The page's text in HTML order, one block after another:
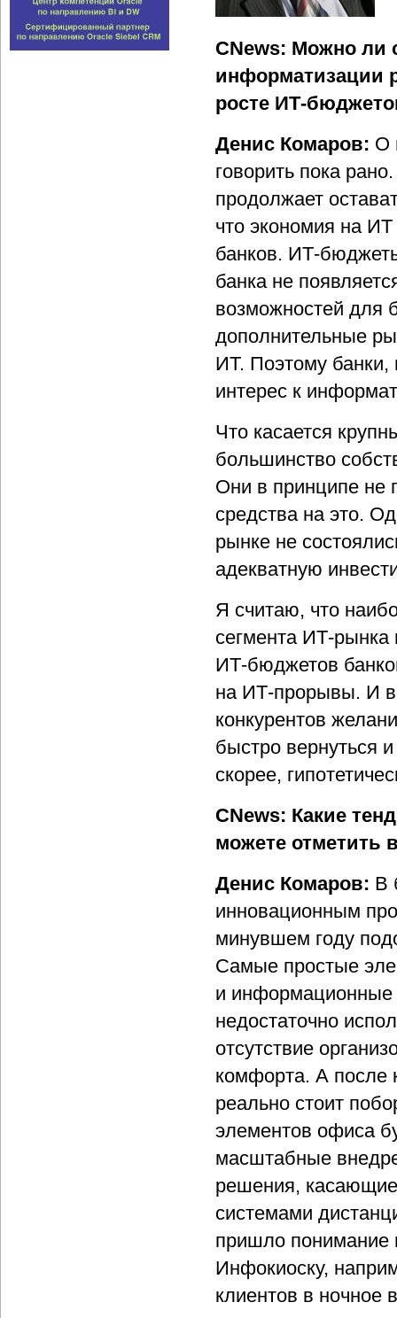
CNews: Можно ли
информатизации
росте ИТ-
Денис Комаров: О
говорить пока
продолжает
что экономия на
банков. ИТ-
банка не
возможностей для
дополнительные
ИТ. Поэтому банки,
интерес к
Что касается
большинство
Они в принципе не
средства на это.
рынке не
адекватную
Я считаю, что
сегмента ИТ-рынка
ИТ-бюджетов
на ИТ-прорывы. И
конкурентов
быстро вернуться
скорее,
CNews: Какие
можете отметить
Денис Комаров: В
инновационным
минувшем году
Самые простые
и информационные
недостаточно
отсутствие
комфорта. А после
реально стоит
элементов офиса
масштабные
решения,
системами
пришло понимание
Инфокиоску,
клиентов в ночное